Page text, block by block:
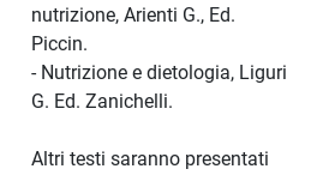
nutrizione, Arienti G., Ed.
Piccin.
- Nutrizione e dietologia, Liguri
G. Ed. Zanichelli.
Altri testi saranno presentati